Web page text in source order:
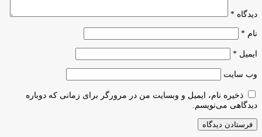
دیدگاه *
نام *
ایمیل *
وب‌ سایت
ذخیره نام، ایمیل و وبسایت من در مرورگر برای زمانی که دوباره
دیدگاهی می‌نویسم.